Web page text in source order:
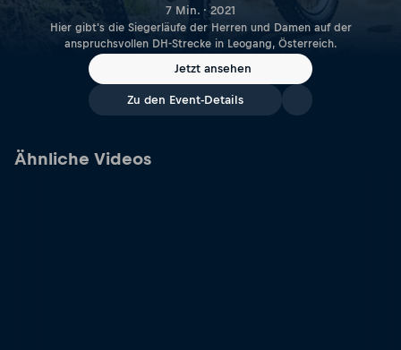
7 Min. · 2021
Hier gibt's die Siegerläufe der Herren und Damen auf der
anspruchsvollen DH-Strecke in Leogang, Österreich.
Jetzt ansehen
Zu den Event-Details
Ähnliche Videos